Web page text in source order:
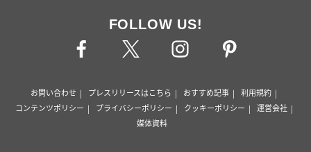
FOLLOW US!
お問い合わせ プレスリリースはこちら おすすめ記事
利用規約
コンテンツポリシー
プライバシーポリシー クッキーポリシー
運営会社
媒体資料